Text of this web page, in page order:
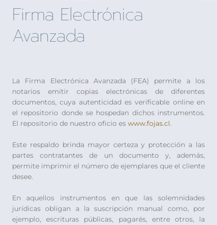
Firma Electrónica
Avanzada
La Firma Electrónica Avanzada (FEA) permite a los
notarios emitir copias electrónicas de diferentes
documentos, cuya autenticidad es verificable online en
el repositorio donde se hospedan dichos instrumentos.
El repositorio de nuestro oficio es www.fojas.cl.
Este respaldo brinda mayor certeza y protección a las
partes contratantes de un documento y, además,
permite imprimir el número de ejemplares que el cliente
desee.
En aquellos instrumentos en que las solemnidades
jurídicas obligan a la suscripción manual como, por
ejemplo, escrituras públicas, pagarés, entre otros, la